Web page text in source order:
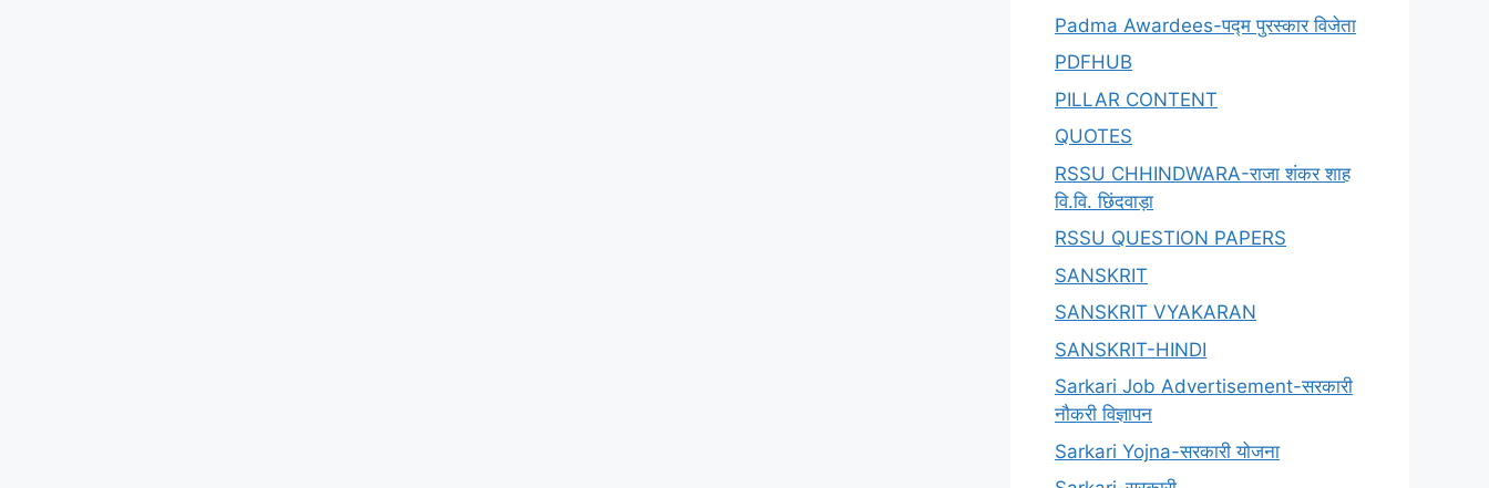
Padma Awardees-पद्म पुरस्कार विजेता
PDFHUB
PILLAR CONTENT
QUOTES
RSSU CHHINDWARA-राजा शंकर शाह
वि.वि. छिंदवाड़ा
RSSU QUESTION PAPERS
SANSKRIT
SANSKRIT VYAKARAN
SANSKRIT-HINDI
Sarkari Job Advertisement-सरकारी
नौकरी विज्ञापन
Sarkari Yojna-सरकारी योजना